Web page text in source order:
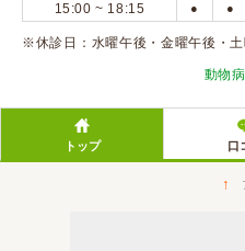
口コミ投稿
15:00 ~ 18:15 ● ●
※休診日：水曜午後・金曜午後
動物
トップ 口
↑